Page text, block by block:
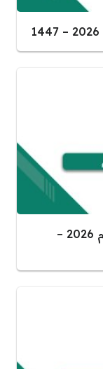
أي ساعة موعد صلاة عيد الفطر الدمام 2026 –